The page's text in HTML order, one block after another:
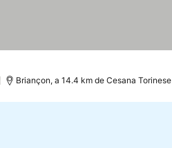
Briançon, a 14.4 km de Cesana Torinese